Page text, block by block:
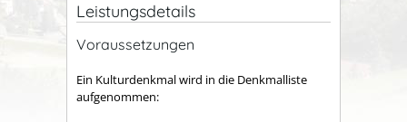
Leistungsdetails
Voraussetzungen
Ein Kulturdenkmal wird in die Denkmalliste
aufgenommen: